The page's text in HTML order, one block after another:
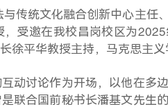
传统文化融合创新中心主任
受邀在我校昌岗校区为
徐平华教授主持，马克思主义
动讨论作为开场，以他在多
联合国前秘书长潘基文先生